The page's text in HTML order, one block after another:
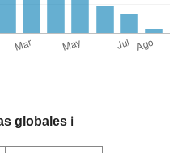
globales ℹ️